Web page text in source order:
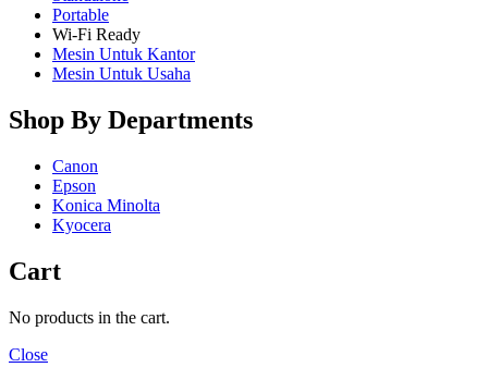
Portable
Wi-Fi Ready
Mesin Untuk Kantor
Mesin Untuk Usaha
Shop By Departments
Canon
Epson
Konica Minolta
Kyocera
Cart
No products in the cart.
Close